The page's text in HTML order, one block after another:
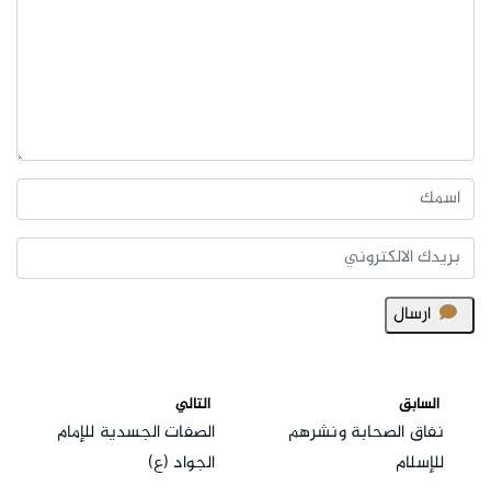
ارسال
السابق
نفاق الصحابة ونشرهم
للإسلام
التالي
الصفات الجسدية للإمام
الجواد (ع)